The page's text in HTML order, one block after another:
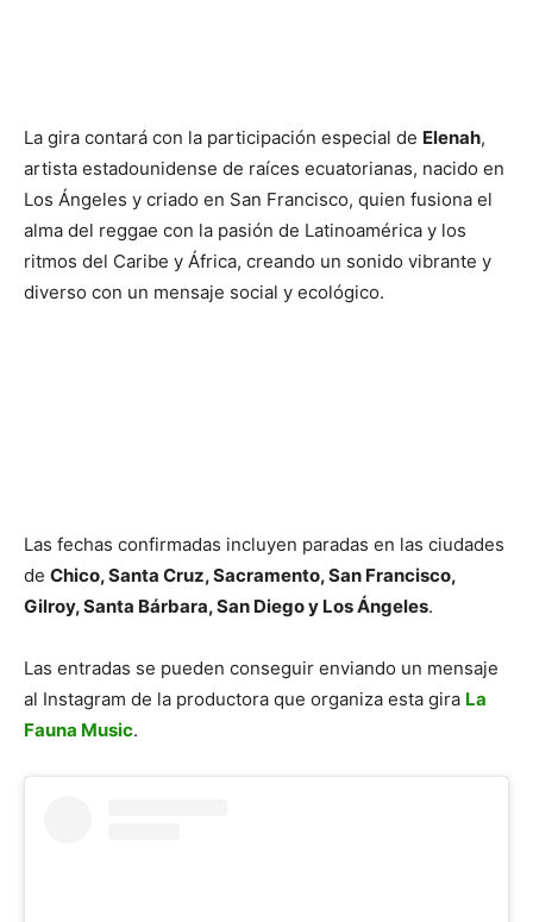
La gira contará con la participación especial de Elenah,
artista estadounidense de raíces ecuatorianas, nacido en
Los Ángeles y criado en San Francisco, quien fusiona el
alma del reggae con la pasión de Latinoamérica y los
ritmos del Caribe y África, creando un sonido vibrante y
diverso con un mensaje social y ecológico. ​
Las fechas confirmadas incluyen paradas en las ciudades
de Chico, Santa Cruz, Sacramento, San Francisco,
Gilroy, Santa Bárbara, San Diego y Los Ángeles.
Las entradas se pueden conseguir enviando un mensaje
al Instagram de la productora que organiza esta gira La
Fauna Music.